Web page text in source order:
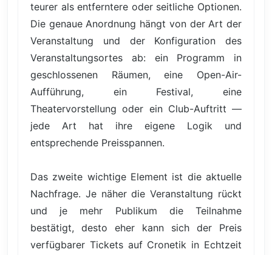
teurer als entferntere oder seitliche Optionen.
Die genaue Anordnung hängt von der Art der
Veranstaltung und der Konfiguration des
Veranstaltungsortes ab: ein Programm in
geschlossenen Räumen, eine Open-Air-
Aufführung, ein Festival, eine
Theatervorstellung oder ein Club-Auftritt —
jede Art hat ihre eigene Logik und
entsprechende Preisspannen.
Das zweite wichtige Element ist die aktuelle
Nachfrage. Je näher die Veranstaltung rückt
und je mehr Publikum die Teilnahme
bestätigt, desto eher kann sich der Preis
verfügbarer Tickets auf Cronetik in Echtzeit